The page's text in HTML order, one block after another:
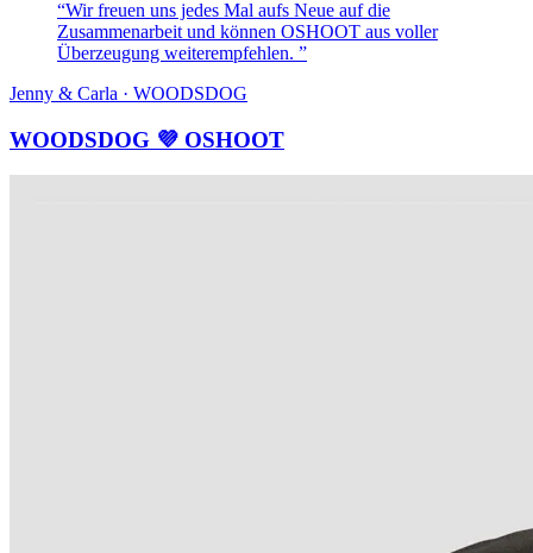
“Wir freuen uns jedes Mal aufs Neue auf die
Zusammenarbeit und können OSHOOT aus voller
Überzeugung weiterempfehlen. ”
Jenny & Carla · WOODSDOG
WOODSDOG 💜 OSHOOT